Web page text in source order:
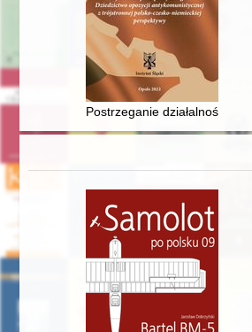
Postrzeganie działalności